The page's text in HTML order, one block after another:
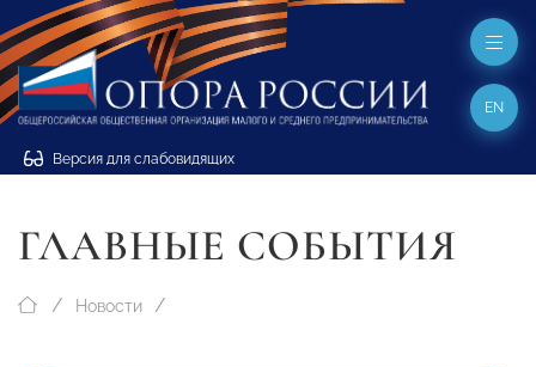
Версия для слабовидящих
EN
ГЛАВНЫЕ СОБЫТИЯ
Новости